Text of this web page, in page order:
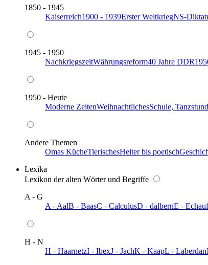
1850 - 1945
Kaiserreich1900 - 1939Erster WeltkriegNS-
1945 - 1950
NachkriegszeitWährungsreform40 Jahre DDR
1950 - Heute
Moderne ZeitenWeihnachtlichesSchule,
Andere Themen
Omas KücheTierischesHeiter bis poetisch
Lexika
Lexikon der alten Wörter und Begriffe
A - G
A - AalB - BaasC - CalculusD - dalbernE -
H - N
H - HaarnetzI - IbexJ - JachK - KaapL - Laberdan